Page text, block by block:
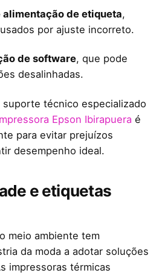
alimentação de etiqueta,
por ajuste incorreto.
de software, que pode
desalinhadas.
técnico especializado
Epson Ibirapuera é
para evitar prejuízos
desempenho ideal.
e etiquetas
meio ambiente tem
da moda a adotar soluções
impressoras térmicas